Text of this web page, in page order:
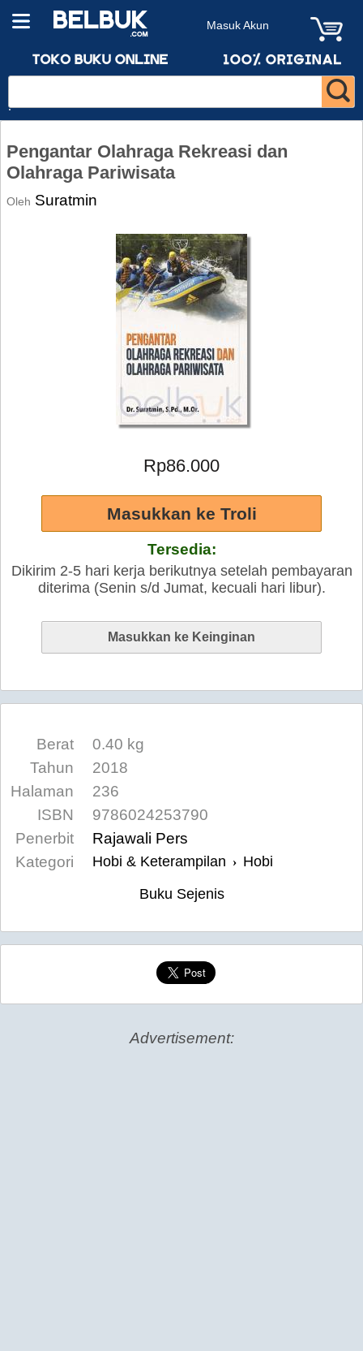
Masuk Akun
Pengantar Olahraga Rekreasi dan
Olahraga Pariwisata
Oleh Suratmin
Rp86.000
Tersedia:
Dikirim 2-5 hari kerja berikutnya setelah pembayaran
diterima (Senin s/d Jumat, kecuali hari libur).
Berat
0.40 kg
Tahun
2018
Halaman
236
ISBN
9786024253790
Penerbit
Rajawali Pers
Kategori
Hobi & Keterampilan › Hobi
Buku Sejenis
Advertisement: